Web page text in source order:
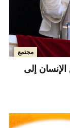
مجتمع
إلى